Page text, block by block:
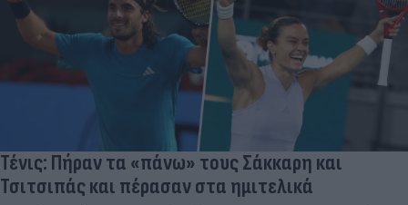
Τένις: Πήραν τα «πάνω» τους Σάκκαρη και
Τσιτσιπάς και πέρασαν στα ημιτελικά